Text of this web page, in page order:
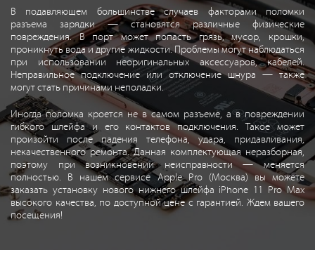
В подавляющем большинстве случаев факторами поломки
разъема зарядки — становятся различные физические
повреждения. В порт может попасть грязь, мусор, крошки,
проникнуть вода и другие жидкости. Проблемы могут наблюдаться
при использовании неоригинальных аксессуаров, кабелей.
Неправильное подключение или отключение шнура — также
могут стать причинами неполадки.
Иногда поломка кроется не в самом разъеме, а в повреждении
гибкого шлейфа и его контактов подключения. Такое может
произойти после падения телефона, удара, придавливания,
некачественного ремонта. Данная комплектующая неразборная,
поэтому при возникновении неисправности — меняется
полностью. В нашем сервисе Apple Pro (Москва) вы можете
заказать установку нового нижнего шлейфа iPhone 11 Pro Max
высокого качества, по доступной цене с гарантией. Ждем вашего
посещения!